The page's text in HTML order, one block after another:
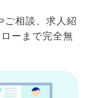
ご相談、求人紹
ーまで完全無